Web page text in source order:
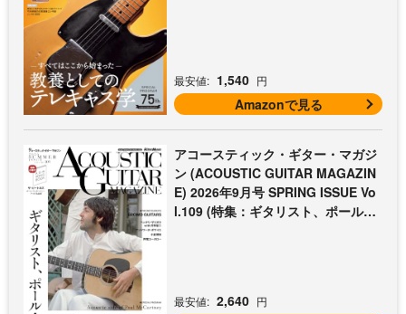
最安値: 1,540 円
Amazonで見る
アコースティック・ギター・マガジ
ン (ACOUSTIC GUITAR MAGAZIN
E) 2026年9月号 SPRING ISSUE Vo
l.109 (特集：ギタリスト、ポール・
最安値: 2,640 円